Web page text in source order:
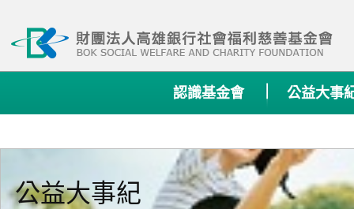
認識基金會 公益大事
公益大事紀